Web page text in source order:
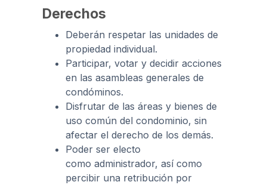
Derechos
Deberán respetar las unidades de
propiedad individual.
Participar, votar y decidir acciones
en las asambleas generales de
condóminos.
Disfrutar de las áreas y bienes de
uso común del condominio, sin
afectar el derecho de los demás.
Poder ser electo
como administrador, así como
percibir una retribución por